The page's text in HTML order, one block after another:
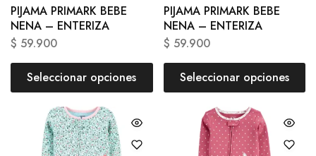
PIJAMA PRIMARK BEBE
NENA – ENTERIZA
$ 59.900
Seleccionar opciones
PIJAMA PRIMARK BEBE
NENA – ENTERIZA
$ 59.900
Seleccionar opciones